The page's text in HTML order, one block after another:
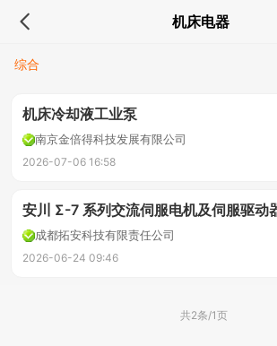
机床电器
综合
机床冷却液工业泵
南京金倍得科技发展有限公司
2026-07-06 16:58
安川 Σ-7 系列交流伺服电机及伺服驱动
成都拓安科技有限责任公司
2026-06-24 09:46
共2条/1页